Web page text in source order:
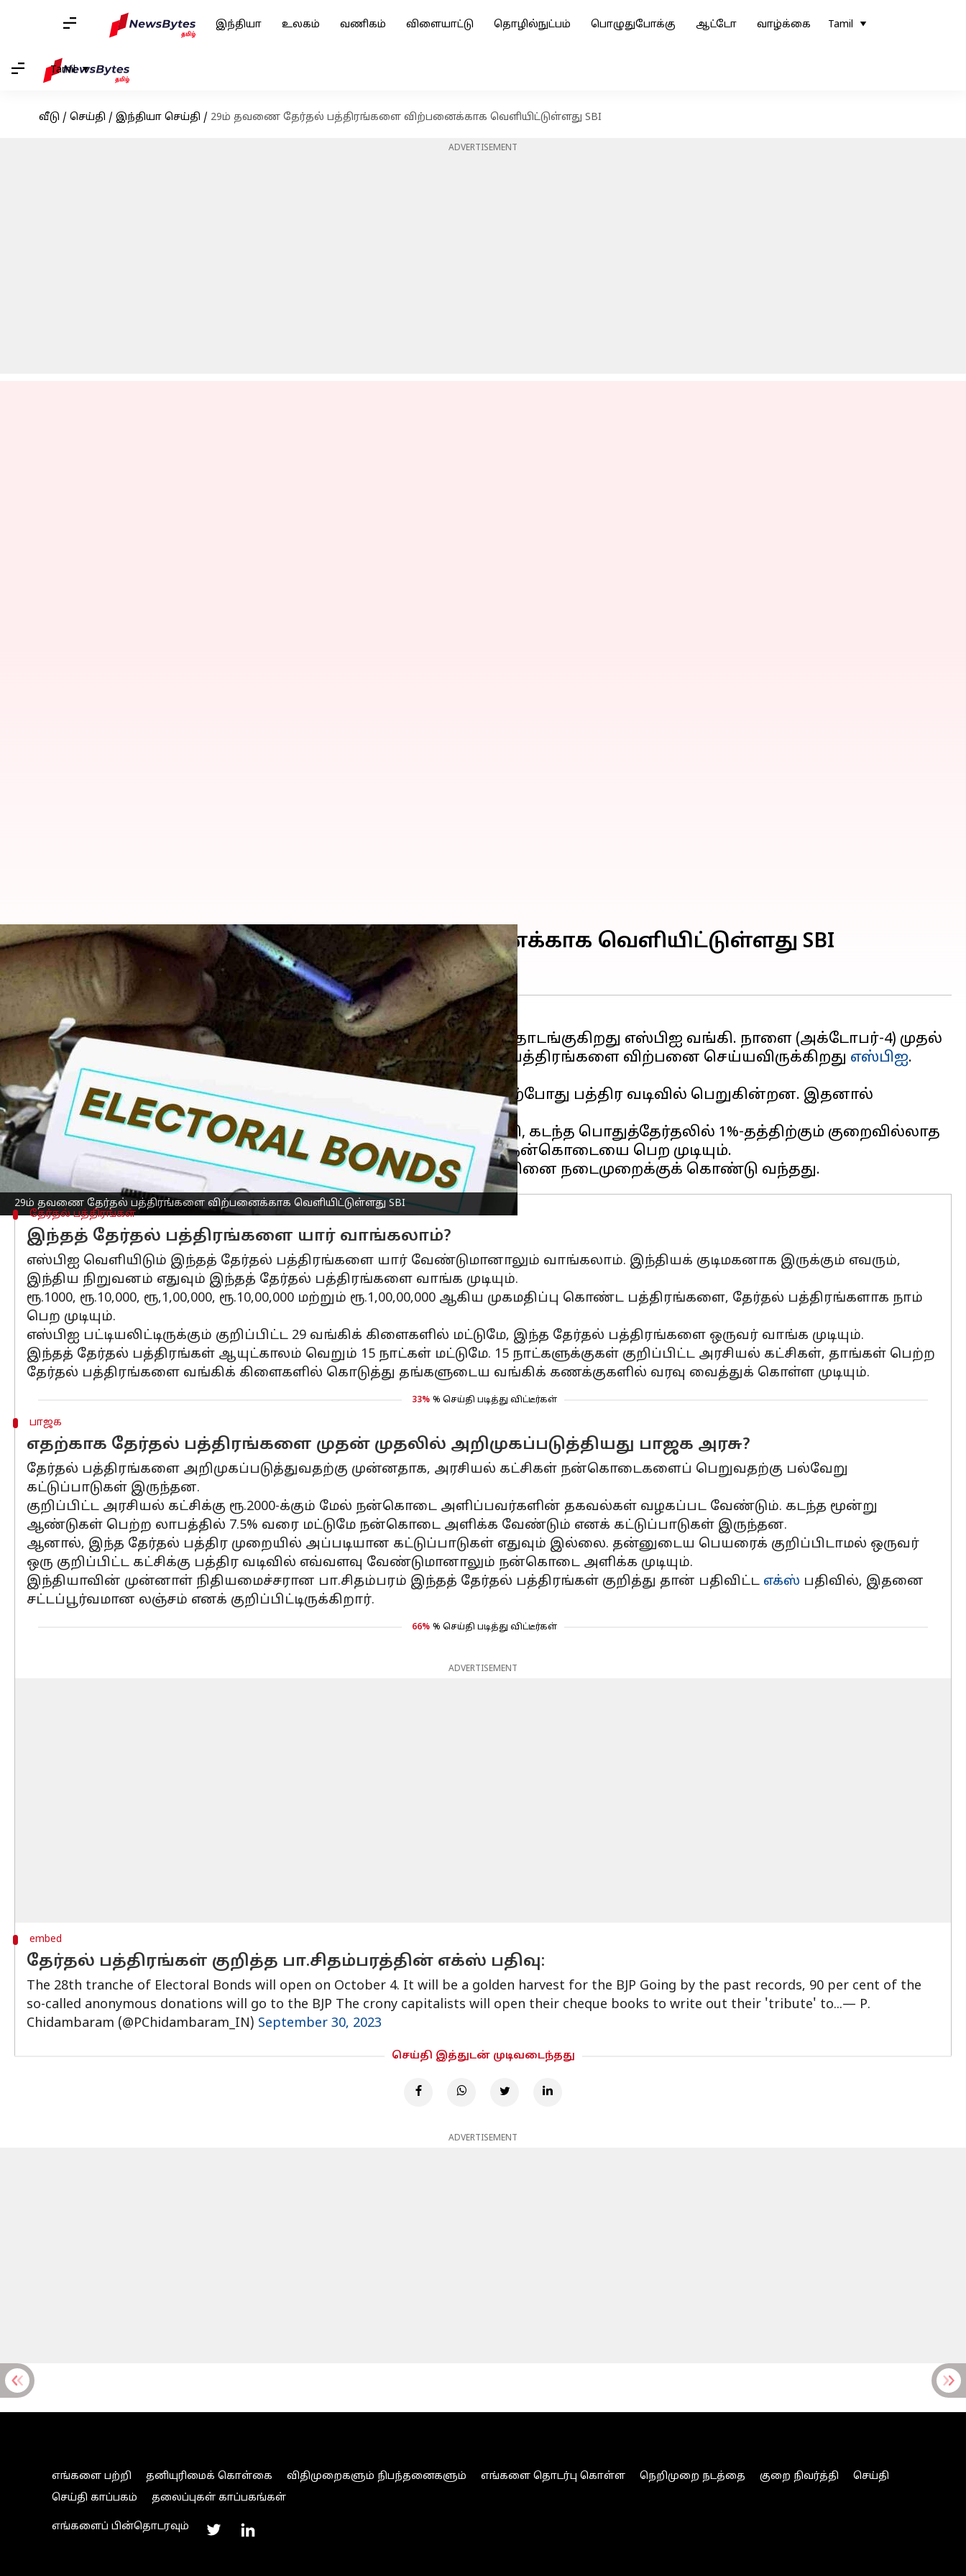
இந்தியா உலகம் வணிகம் விளையாட்டு தொழில்நுட்பம் பொழுதுபோக்கு ஆட்டோ வாழ்க்கை Tamil
Tamil
வீடு / செய்தி / இந்தியா செய்தி / 29ம் தவணை தேர்தல் பத்திரங்களை விற்பனைக்காக வெளியிட்டுள்ளது SBI
ADVERTISEMENT
29ம் தவணை தேர்தல் பத்திரங்களை விற்பனைக்காக வெளியிட்டுள்ளது SBI
29ம் தவணை தேர்தல் பத்திரங்களை விற்பனைக்காக வெளியிட்டுள்ளது SBI
Prasanna Venkatesh Oct 03, 2023 04:42 pm
செய்தி முன்னோட்டம்
இந்தியாவில் 29ம் தவணை Electoral Bonds விற்பனையை, நாளை தொடங்குகிறது எஸ்பிஐ வங்கி. நாளை (அக்டோபர்-4) முதல்
10 நாட்களுக்கு அதாவது அக்டோடர்-3ம் தேதி வரை இந்தத்தேர்தல்பத்திரங்களை விற்பனை செய்யவிருக்கிறது எஸ்பிஐ
தேர்தல் பத்திரங்கள் என்றால் என்ன?
அரசியல் கட்சிகள் முன்பு பணமாக பெற்று வந்த நன்கொடையை தற்போது பத்திர வடிவில் பெறுகின்றன. இதனால்
மக்களுக்கு எந்த லாபமும் இல்லை.
மக்கள் பிரதிநிதித்துவ சட்டம் 1951,பிரிவு 29A கீழ் பதிவு செய்யப்பட்டு, கடந்த பொதுத்தேர்தலில் 1%-தத்திற்கும் குறைவில்லாத
வாக்குகளைப் பெற்ற அரசியல் கட்சிகள், பத்திர வடிவிலான இந்த நன்கொடையை பெற முடியும்.
2017ம் ஆண்டு
பாஜக
தேர்தல் பத்திரங்கள்
இந்தத் தேர்தல் பத்திரங்களை யார் வாங்கலாம்?
எஸ்பிஐ வெளியிடும் இந்தத் தேர்தல் பத்திரங்களை யார் வேண்டுமானாலும் வாங்கலாம். இந்தியக் குடிமகனாக இருக்கும் எவரும்,
இந்திய நிறுவனம் எதுவும் இந்தத் தேர்தல் பத்திரங்களை வாங்க முடியும்.
ரூ.1000, ரூ.10,000, ரூ,1,00,000, ரூ.10,00,000 மற்றும் ரூ.1,00,00,000 ஆகிய முகமதிப்பு கொண்ட பத்திரங்களை, தேர்தல் பத்திரங்களாக நாம்
பெற முடியும்.
எஸ்பிஐ பட்டியலிட்டிருக்கும் குறிப்பிட்ட 29 வங்கிக் கிளைகளில் மட்டுமே, இந்த தேர்தல் பத்திரங்களை ஒருவர் வாங்க முடியும்.
இந்தத் தேர்தல் பத்திரங்கள் ஆயுட்காலம் வெறும் 15 நாட்கள் மட்டுமே. 15 நாட்களுக்குகள் குறிப்பிட்ட அரசியல் கட்சிகள், தாங்கள் பெற்ற
தேர்தல் பத்திரங்களை வங்கிக் கிளைகளில் கொடுத்து தங்களுடைய வங்கிக் கணக்குகளில் வரவு வைத்துக் கொள்ள முடியும்.
33% % செய்தி படித்து விட்டீர்கள்
பாஜக
எதற்காக தேர்தல் பத்திரங்களை முதன் முதலில் அறிமுகப்படுத்தியது பாஜக அரசு?
தேர்தல் பத்திரங்களை அறிமுகப்படுத்துவதற்கு முன்னதாக, அரசியல் கட்சிகள் நன்கொடைகளைப் பெறுவதற்கு பல்வேறு
கட்டுப்பாடுகள் இருந்தன.
குறிப்பிட்ட அரசியல் கட்சிக்கு ரூ.2000-க்கும் மேல் நன்கொடை அளிப்பவர்களின் தகவல்கள் வழகப்பட வேண்டும். கடந்த மூன்று
ஆண்டுகள் பெற்ற லாபத்தில் 7.5% வரை மட்டுமே நன்கொடை அளிக்க வேண்டும் எனக் கட்டுப்பாடுகள் இருந்தன.
ஆனால், இந்த தேர்தல் பத்திர முறையில் அப்படியான கட்டுப்பாடுகள் எதுவும் இல்லை. தன்னுடைய பெயரைக் குறிப்பிடாமல் ஒருவர்
ஒரு குறிப்பிட்ட கட்சிக்கு பத்திர வடிவில் எவ்வளவு வேண்டுமானாலும் நன்கொடை அளிக்க முடியும்.
இந்தியாவின் முன்னாள் நிதியமைச்சரான பா.சிதம்பரம் இந்தத் தேர்தல் பத்திரங்கள் குறித்து தான் பதிவிட்ட எக்ஸ் பதிவில், இதனை
சட்டப்பூர்வமான லஞ்சம் எனக் குறிப்பிட்டிருக்கிறார்.
66% % செய்தி படித்து விட்டீர்கள்
ADVERTISEMENT
embed
தேர்தல் பத்திரங்கள் குறித்த பா.சிதம்பரத்தின் எக்ஸ் பதிவு:
The 28th tranche of Electoral Bonds will open on October 4. It will be a golden harvest for the BJP Going by the past records, 90 per cent of the
so-called anonymous donations will go to the BJP The crony capitalists will open their cheque books to write out their 'tribute' to...— P.
Chidambaram (@PChidambaram_IN) September 30, 2023
செய்தி இத்துடன் முடிவடைந்தது
ADVERTISEMENT
எங்களை பற்றி தனியுரிமைக் கொள்கை விதிமுறைகளும் நிபந்தனைகளும் எங்களை தொடர்பு கொள்ள நெறிமுறை நடத்தை குறை நிவர்த்தி
செய்தி
செய்தி காப்பகம்
தலைப்புகள் காப்பகங்கள்
எங்களைப் பின்தொடரவும்